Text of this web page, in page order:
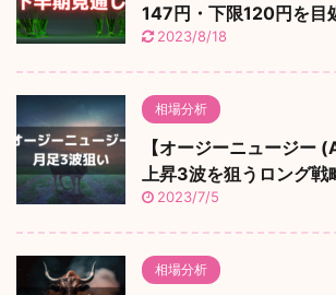
147円・下限120円を目
2023/8/18
相場分析
【オージーニュージー
上昇3波を狙うロング戦
2023/7/5
相場分析